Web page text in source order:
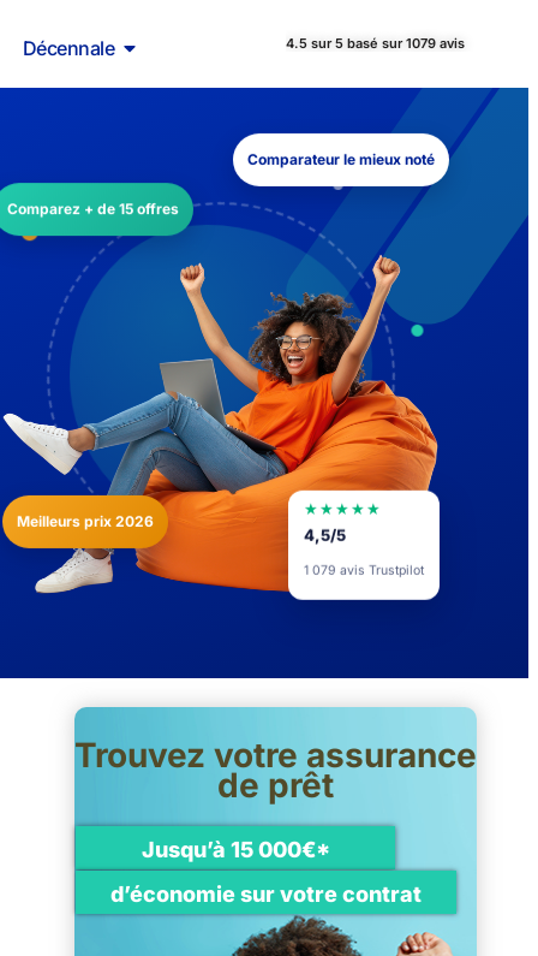
Décennale 4.5 sur 5 basé sur 1079 avis
Comparez + de 15 offres
Meilleurs prix 2026
Comparateur le mieux noté
★★★★★
4,5/5
1 079 avis Trustpilot
Trouvez votre assurance
de prêt
Jusqu’à 15 000€*
d’économie sur votre contrat